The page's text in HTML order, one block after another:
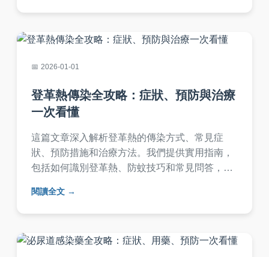
2026-01-01
登革熱傳染全攻略：症狀、預防與治療
一次看懂
這篇文章深入解析登革熱的傳染方式、常見症
狀、預防措施和治療方法。我們提供實用指南，
包括如何識別登革熱、防蚊技巧和常見問答，幫
容基於專業知識和實際經驗，適合台灣民眾參
考。
閱讀全文